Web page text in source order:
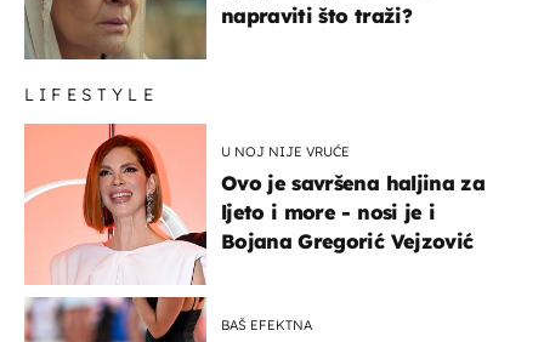
napraviti što traži?
LIFESTYLE
U NOJ NIJE VRUĆE
Ovo je savršena haljina za
ljeto i more - nosi je i
Bojana Gregorić Vejzović
BAŠ EFEKTNA